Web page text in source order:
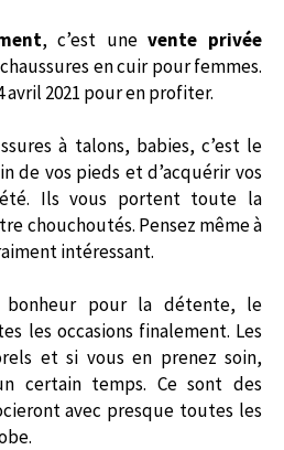
, c’est unevente privée
en cuir pour femmes.
avril 2021 pour en profiter.
à talons, babies, c’est le
de vos pieds et d’acquérir vos
Ils vous portent toute la
chouchoutés. Pensez même à
intéressant.
bonheur pour la détente, le
les occasions finalement. Les
et si vous en prenez soin,
certain temps. Ce sont des
avec presque toutes les